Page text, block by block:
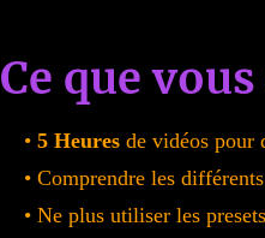
Ce que
• 5 Heures de vidéos pour
• Comprendre les
• Ne plus utiliser les